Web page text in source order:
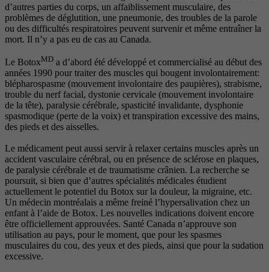
d’autres parties du corps, un affaiblissement musculaire, des
problèmes de déglutition, une pneumonie, des troubles de la parole
ou des difficultés respiratoires peuvent survenir et même entraîner la
mort. Il n’y a pas eu de cas au Canada.
Le BotoxMD a d’abord été développé et commercialisé au début des
années 1990 pour traiter des muscles qui bougent involontairement:
blépharospasme (mouvement involontaire des paupières), strabisme,
trouble du nerf facial, dystonie cervicale (mouvement involontaire
de la tête), paralysie cérébrale, spasticité invalidante, dysphonie
spasmodique (perte de la voix) et transpiration excessive des mains,
des pieds et des aisselles.
Le médicament peut aussi servir à relaxer certains muscles après un
accident vasculaire cérébral, ou en présence de sclérose en plaques,
de paralysie cérébrale et de traumatisme crânien. La recherche se
poursuit, si bien que d’autres spécialités médicales étudient
actuellement le potentiel du Botox sur la douleur, la migraine, etc.
Un médecin montréalais a même freiné l’hypersalivation chez un
enfant à l’aide de Botox. Les nouvelles indications doivent encore
être officiellement approuvées. Santé Canada n’approuve son
utilisation au pays, pour le moment, que pour les spasmes
musculaires du cou, des yeux et des pieds, ainsi que pour la sudation
excessive.